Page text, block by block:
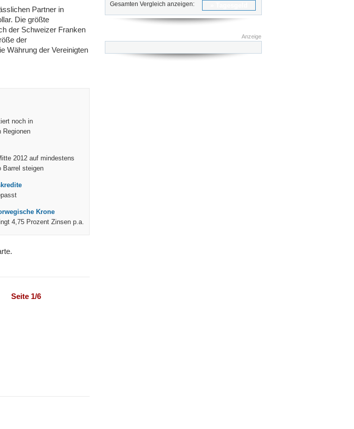
Partner in
Die größte
der Schweizer Franken
der
Währung der Vereinigten
noch in
Regionen
2012 auf mindestens
Barrel steigen
Krone
4,75 Prozent Zinsen p.a.
Seite 1/6
Gesamten Vergleich anzeigen:
Anzeige